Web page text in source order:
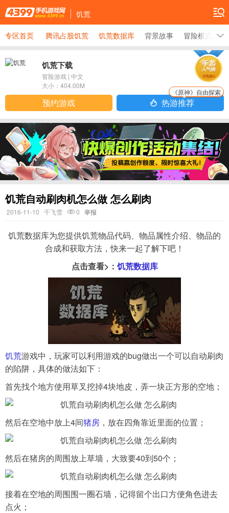
饥荒
专区首页 腾讯占股饥荒 饥荒数据库 背景故事 冒险模式大全
饥荒下载
冒险游戏 | 中文
大小： 404.00M
预约游戏 热游推荐
《原神》自由探索
饥荒自动刷肉机怎么做 怎么刷肉
2016-11-10 千飞雪 0 举报
饥荒数据库为您提供饥荒物品代码、物品属性介绍、物品的
合成和获取方法，快来一起了解下吧！
点击查看>： 饥荒数据库
饥荒游戏中，玩家可以利用游戏的bug做出一个可以自动刷肉
的陷阱，具体的做法如下：
首先找个地方使用草叉挖掉4块地皮，弄一块正方形的空地；
然后在空地中放上4间猪房 ，放在四角靠近里面的位置；
然后在猪房的周围放上草墙，大致要40到50个；
接着在空地的周围围一圈石墙，记得留个出口方便角色进去
点火；